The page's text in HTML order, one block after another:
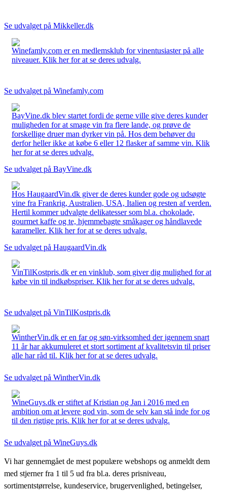
Se udvalget på Mikkeller.dk
Winefamly.com er en medlemsklub for vinentusiaster på alle
niveauer. Klik her for at se deres udvalg.
Se udvalget på Winefamly.com
BayVine.dk blev startet fordi de gerne ville give deres kunder
muligheden for at smage vin fra flere lande, og prøve de
forskellige druer man dyrker vin på. Hos dem behøver du
derfor heller ikke at købe 6 eller 12 flasker af samme vin. Klik
her for at se deres udvalg.
Se udvalget på BayVine.dk
Hos HaugaardVin.dk giver de deres kunder gode og udsøgte
vine fra Frankrig, Australien, USA, Italien og resten af verden.
Hertil kommer udvalgte delikatesser som bl.a. chokolade,
gourmet kaffe og te, hjemmebagte småkager og håndlavede
karameller. Klik her for at se deres udvalg.
Se udvalget på HaugaardVin.dk
VinTilKostpris.dk er en vinklub, som giver dig mulighed for at
købe vin til indkøbspriser. Klik her for at se deres udvalg.
Se udvalget på VinTilKostpris.dk
WintherVin.dk er en far og søn-virksomhed der igennem snart
11 år har akkumuleret et stort sortiment af kvalitetsvin til priser
alle har råd til. Klik her for at se deres udvalg.
Se udvalget på WintherVin.dk
WineGuys.dk er stiftet af Kristian og Jan i 2016 med en
ambition om at levere god vin, som de selv kan stå inde for og
til den rigtige pris. Klik her for at se deres udvalg.
Se udvalget på WineGuys.dk
Vi har gennemgået de mest populære webshops og anmeldt dem
med stjerner fra 1 til 5 ud fra bl.a. deres prisniveau,
sortimentstørrelse, kundeservice, brugervenlighed, betingelser,